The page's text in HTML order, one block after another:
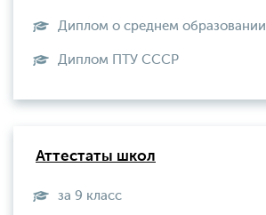
Диплом о среднем образовании
Диплом ПТУ СССР
Аттестаты школ
за 9 класс